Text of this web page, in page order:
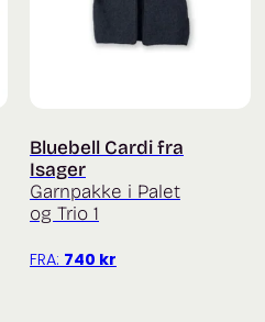
Bluebell Cardi fra
Isager
Garnpakke i Palet
og Trio 1
FRA: 740 kr